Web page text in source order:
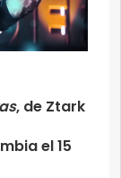
, de Ztark
el 15